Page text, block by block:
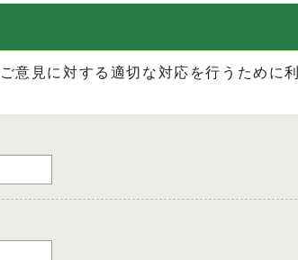
意見に対する適切な対応を行うために